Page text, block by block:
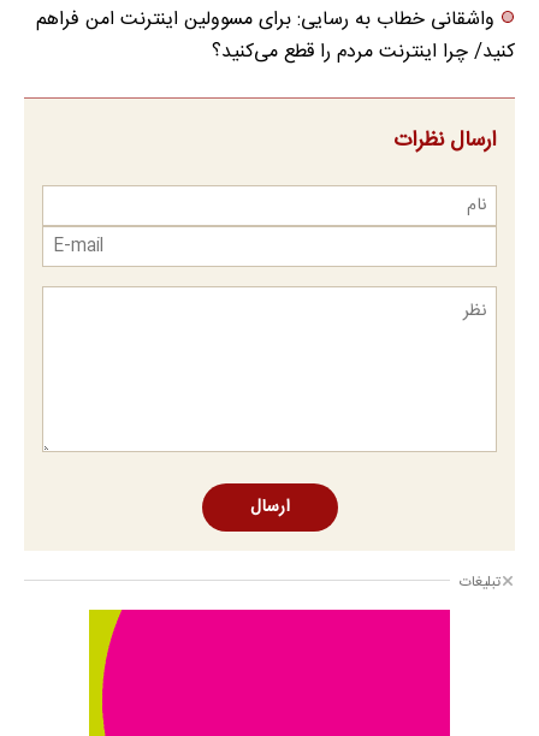
واشقانی خطاب به رسایی: برای مسوولین اینترنت امن فراهم
کنید/ چرا اینترنت مردم را قطع می‌کنید؟
ارسال نظرات
ارسال
تبلیغات